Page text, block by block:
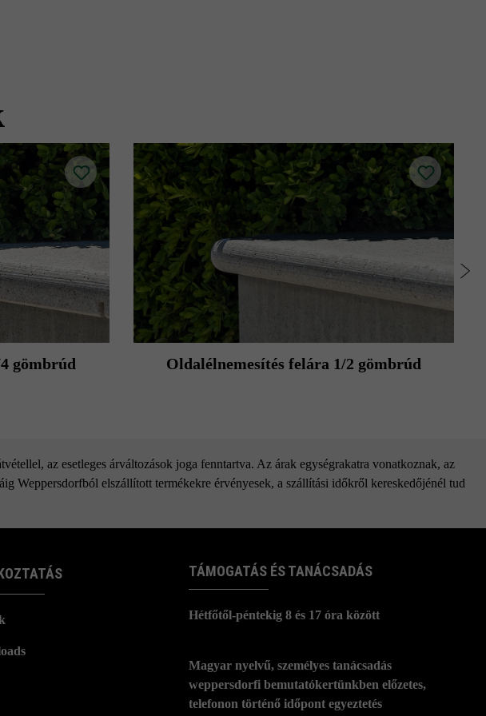
Oldalélnemesítés felára 1/4 gömbrúd Oldalélnemesítés felára 1/2 gömbrúd
az esetleges árváltozások joga fenntartva. Az árak egységrakatra vonatkoznak, az
Weppersdorfból elszállított termékekre érvényesek, a szállítási időkről kereskedőjénél tud
TÁMOGATÁS ÉS TANÁCSADÁS
Hétfőtől-péntekig 8 és 17 óra között
Magyar nyelvű, személyes tanácsadás
weppersdorfi bemutatókertünkben előzetes,
telefonon történő időpont egyeztetés